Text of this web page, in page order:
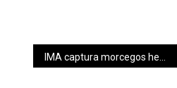
IMA captura morcegos hematófagos para controle da raiva animal na região